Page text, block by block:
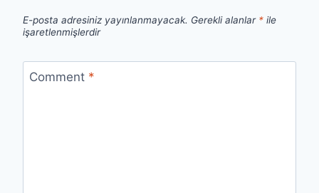
E-posta adresiniz yayınlanmayacak. Gerekli alanlar * ile
işaretlenmişlerdir
Comment *